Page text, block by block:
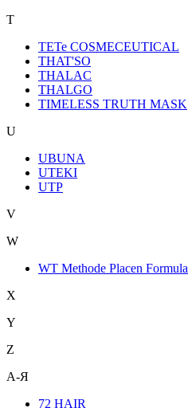
T
TETe COSMECEUTICAL
THAT'SO
THALAC
THALGO
TIMELESS TRUTH MASK
U
UBUNA
UTEKI
UTP
V
W
WT Methode Placen Formula
X
Y
Z
А-Я
72 HAIR